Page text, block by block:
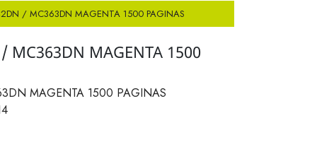
/ MC363DN MAGENTA 1500 PAGINAS
MC363DN MAGENTA 1500
MAGENTA 1500 PAGINAS